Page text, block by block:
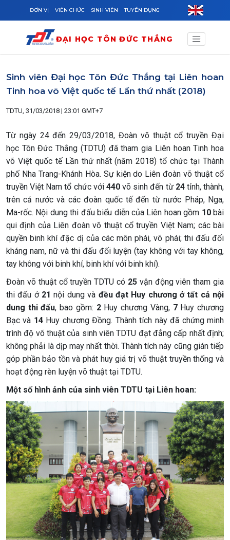
Skip to main content
ĐƠN VỊ VIÊN CHỨC SINH VIÊN TUYỂN DỤNG
ĐẠI HỌC TÔN ĐỨC THẮNG
Sinh viên Đại học Tôn Đức Thắng tại Liên hoan
Tinh hoa võ Việt quốc tế Lần thứ nhất (2018)
TDTU, 31/03/2018 | 23:01 GMT+7
Từ ngày 24 đến 29/03/2018, Đoàn võ thuật cổ truyền Đại
học Tôn Đức Thắng (TDTU) đã tham gia Liên hoan Tinh hoa
võ Việt quốc tế Lần thứ nhất (năm 2018) tổ chức tại Thành
phố Nha Trang-Khánh Hòa. Sự kiện do Liên đoàn võ thuật cổ
truyền Việt Nam tổ chức với 440võ sinh đến từ 24tỉnh, thành,
trên cả nước và các đoàn quốc tế đến từ nước Pháp, Nga,
Ma-rốc. Nội dung thi đấu biểu diễn của Liên hoan gồm 10bài
qui định của Liên đoàn võ thuật cổ truyền Việt Nam; các bài
quyền binh khí đặc dị của các môn phái, võ phái; thi đấu đối
kháng nam, nữ và thi đấu đối luyện (tay không với tay không,
tay không với binh khí, binh khí với binh khí).
Đoàn võ thuật cổ truyền TDTU có 25vận động viên tham gia
thi đấu ở 21 nội dung và đều đạt Huy chương ở tất cả nội
dung thi đấu, bao gồm: 2Huy chương Vàng, 7Huy chương
Bạc và 14Huy chương Đồng. Thành tích này đã chứng minh
trình độ võ thuật của sinh viên TDTU đạt đẳng cấp nhất định;
không phải là dịp may nhất thời. Thành tích này cũng gián tiếp
góp phần bảo tồn và phát huy giá trị võ thuật truyền thống và
hoạt động rèn luyện võ thuật tại TDTU.
Một số hình ảnh của sinh viên TDTU tại Liên hoan: